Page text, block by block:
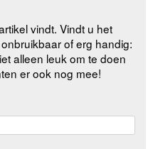
vindt. Vindt u het
of erg handig:
alleen leuk om te doen
er ook nog mee!